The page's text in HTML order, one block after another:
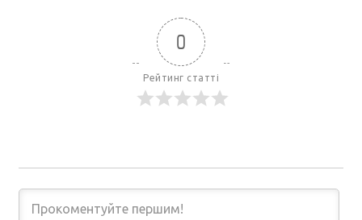
0
Рейтинг статті